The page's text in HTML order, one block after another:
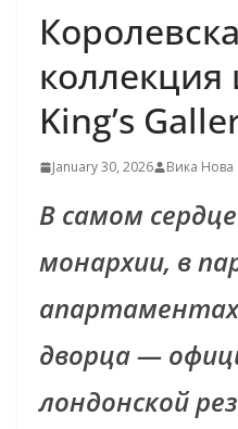
коллекция
King’s
January 30, 2026 Вика Нова
В самом
монархии, в
апартаментах
дворца —
лондонской